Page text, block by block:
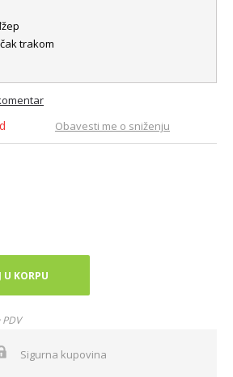
trakom
Obavesti me o sniženju
U KORPU
Sigurna kupovina